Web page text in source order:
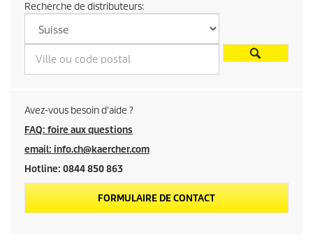
u
p
r
o
d
u
i
t
Recherche de distributeurs:
Avez-vous besoin d'aide ?
FAQ: foire aux questions
email: info.ch@kaercher.com
Hotline: 0844 850 863
FORMULAIRE DE CONTACT